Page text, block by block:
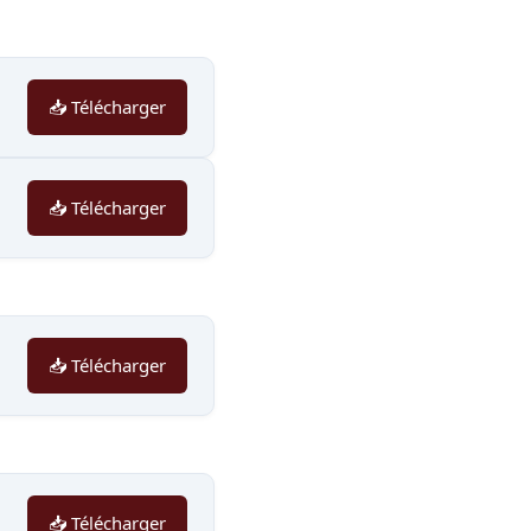
📥 Télécharger
📥 Télécharger
📥 Télécharger
📥 Télécharger